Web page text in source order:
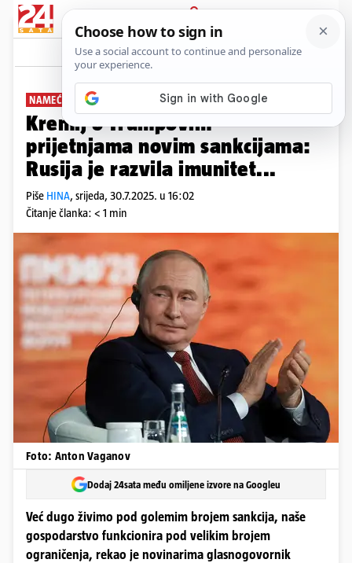
PRIJAVA
News Komentari
NAMEĆU CARINE
Kremlj o Trumpovim
prijetnjama novim sankcijama:
Rusija je razvila imunitet...
Piše HINA, srijeda, 30.7.2025. u 16:02
Čitanje članka: < 1 min
Foto: Anton Vaganov
Dodaj 24sata među omiljene izvore na Googleu
Već dugo živimo pod golemim brojem sankcija, naše
gospodarstvo funkcionira pod velikim brojem
ograničenja, rekao je novinarima glasnogovornik